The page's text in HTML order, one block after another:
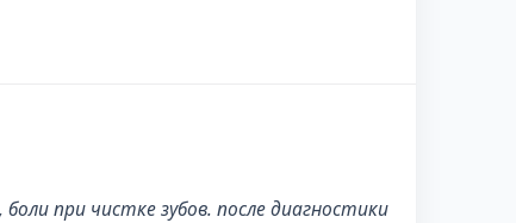
при чистке зубов. после диагностики